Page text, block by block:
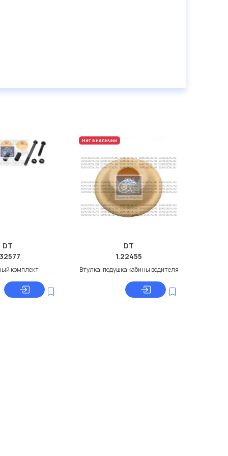
DT
комплект
Нет в наличии
DT
1.22455
Втулка, подушка кабины водителя